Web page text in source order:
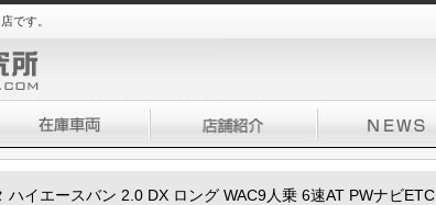
です。
ハイエースバン 2.0 DX ロング WAC9人乗 6速AT PWナビETC